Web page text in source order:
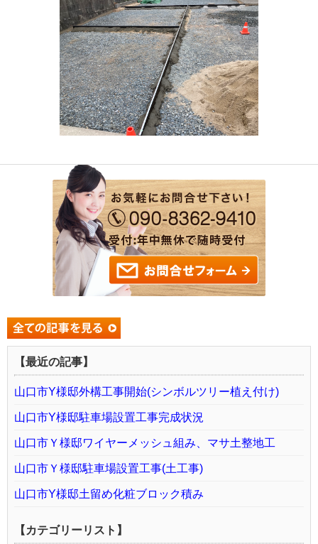
【最近の記事】
山口市Y様邸外構工事開始(シンボルツリー植え付け)
山口市Y様邸駐車場設置工事完成状況
山口市Ｙ様邸ワイヤーメッシュ組み、マサ土整地工
山口市Ｙ様邸駐車場設置工事(土工事)
山口市Y様邸土留め化粧ブロック積み
【カテゴリーリスト】